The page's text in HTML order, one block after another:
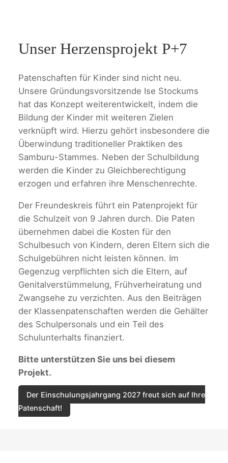
Unser Herzensprojekt P+7
Patenschaften für Kinder sind nicht neu.
Unsere Gründungsvorsitzende Ise Stockums
hat das Konzept weiterentwickelt, indem die
Bildung der Kinder mit weiteren Zielen
verknüpft wird. Hierzu gehört insbesondere die
Überwindung traditioneller Praktiken des
Samburu-Stammes. Neben der Schulbildung
werden die Kinder zu Gleichberechtigung
erzogen und erfahren ihre Menschenrechte.
Der Freundeskreis führt ein Patenprojekt für
die Schulzeit von 9 Jahren durch. Die Paten
übernehmen dabei die Kosten für den
Schulbesuch von Kindern, deren Eltern sich die
Schulgebühren nicht leisten können. Im
Gegenzug verpflichten sich die Eltern, auf
Genitalverstümmelung, Frühverheiratung und
Zwangsehe zu verzichten. Aus den Beiträgen
der Klassenpatenschaften werden die Gehälter
des Schulpersonals und ein Teil des
Schulunterhalts finanziert.
Bitte unterstützen Sie uns bei diesem
Projekt.
Der Einschulungsjahrgang 2027 freut sich auf Ihre
Patenschaft!